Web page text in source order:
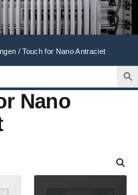
/ Touch for Nano Antraciet
Nano